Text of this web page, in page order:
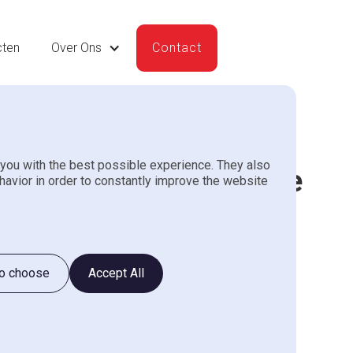
Over Ons Contact
with the best possible experience. They also
in order to constantly improve the website
choose Accept All
Freesmachine type
binnen een werkdag.